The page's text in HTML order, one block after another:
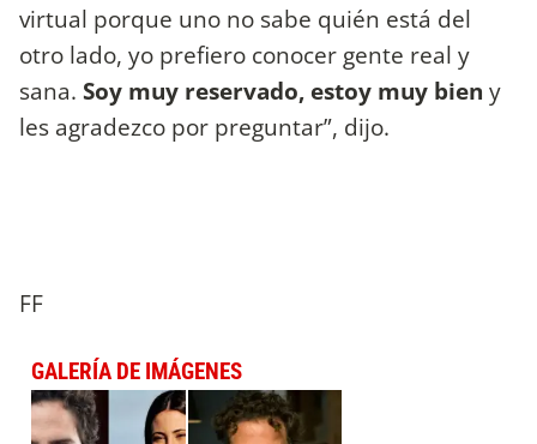
virtual porque uno no sabe quién está del
otro lado, yo prefiero conocer gente real y
sana. Soy muy reservado, estoy muy bien y
les agradezco por preguntar”, dijo.
FF
GALERÍA DE IMÁGENES